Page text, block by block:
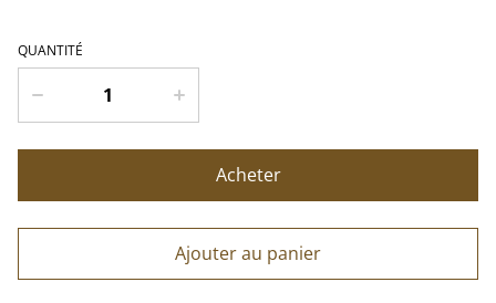
QUANTITÉ
Acheter
Ajouter au panier